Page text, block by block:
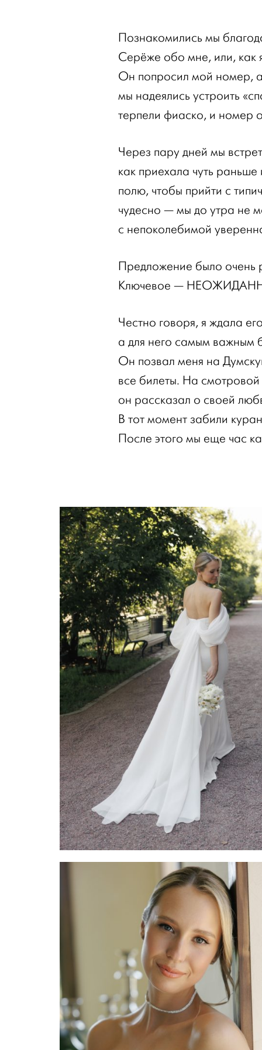
Познакомились мы
Серёже обо мне, или, как
Он попросил мой номер,
мы надеялись устроить
терпели фиаско, и номер
Через пару дней мы
как приехала чуть
полю, чтобы прийти с
чудесно — мы до утра не
с непоколебимой
Предложение было
Ключевое —
Честно говоря, я ждала
а для него самым важным
Он позвал меня на
все билеты. На
он рассказал о своей
В тот момент забили
После этого мы еще час